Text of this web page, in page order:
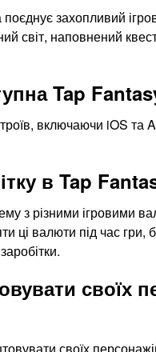
захопливий
світ, наповнений
Tap
включаючи iOS та
в Tap
з різними ігровими
ці валюти під час гри,
своїх
своїх